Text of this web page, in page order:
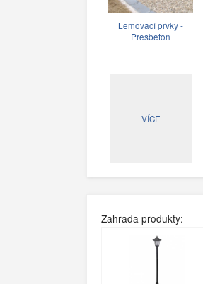
Lemovací prvky -
Presbeton
VÍCE
Zahrada produkty: